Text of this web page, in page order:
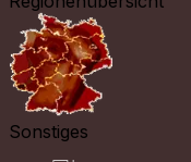
Sonstiges